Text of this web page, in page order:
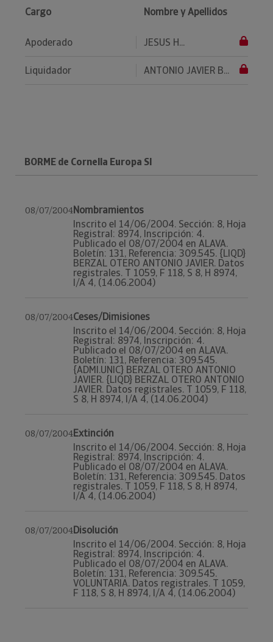
Cargo Nombre y Apellidos
Apoderado JESUS H...
Liquidador ANTONIO JAVIER B...
BORME de Cornella Europa Sl
08/07/2004Nombramientos
Inscrito el 14/06/2004. Sección: 8, Hoja
Registral: 8974, Inscripción: 4.
Publicado el 08/07/2004 en ALAVA.
Boletín: 131, Referencia: 309.545. {LIQD}
BERZAL OTERO ANTONIO JAVIER. Datos
registrales. T 1059, F 118, S 8, H 8974,
I/A 4, (14.06.2004)
08/07/2004Ceses/Dimisiones
Inscrito el 14/06/2004. Sección: 8, Hoja
Registral: 8974, Inscripción: 4.
Publicado el 08/07/2004 en ALAVA.
Boletín: 131, Referencia: 309.545.
{ADMI.UNIC} BERZAL OTERO ANTONIO
JAVIER. {LIQD} BERZAL OTERO ANTONIO
JAVIER. Datos registrales. T 1059, F 118,
S 8, H 8974, I/A 4, (14.06.2004)
08/07/2004Extinción
Inscrito el 14/06/2004. Sección: 8, Hoja
Registral: 8974, Inscripción: 4.
Publicado el 08/07/2004 en ALAVA.
Boletín: 131, Referencia: 309.545. Datos
registrales. T 1059, F 118, S 8, H 8974,
I/A 4, (14.06.2004)
08/07/2004Disolución
Inscrito el 14/06/2004. Sección: 8, Hoja
Registral: 8974, Inscripción: 4.
Publicado el 08/07/2004 en ALAVA.
Boletín: 131, Referencia: 309.545.
VOLUNTARIA. Datos registrales. T 1059,
F 118, S 8, H 8974, I/A 4, (14.06.2004)